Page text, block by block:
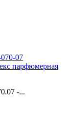
парфюмерная
-...